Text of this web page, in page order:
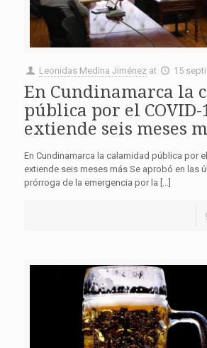
Leonidas Medina Jiménez at 15
En Cundinamarca la
pública por el COVID-
extiende seis meses
En Cundinamarca la calamidad pública por
extiende seis meses más Se aprobó en las
prórroga de la emergencia por la […]